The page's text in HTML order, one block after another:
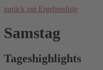
zurück zur Ergebnisliste
Samstag
Tageshighlights